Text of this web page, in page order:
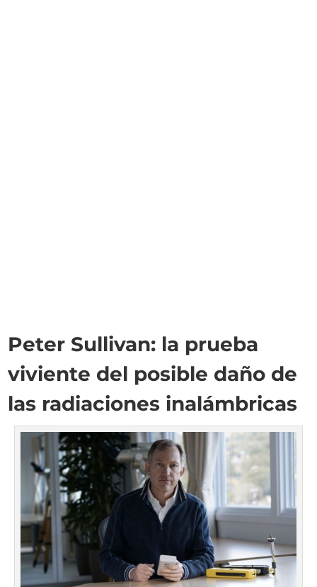
Peter Sullivan: la prueba
viviente del posible daño de
las radiaciones inalámbricas